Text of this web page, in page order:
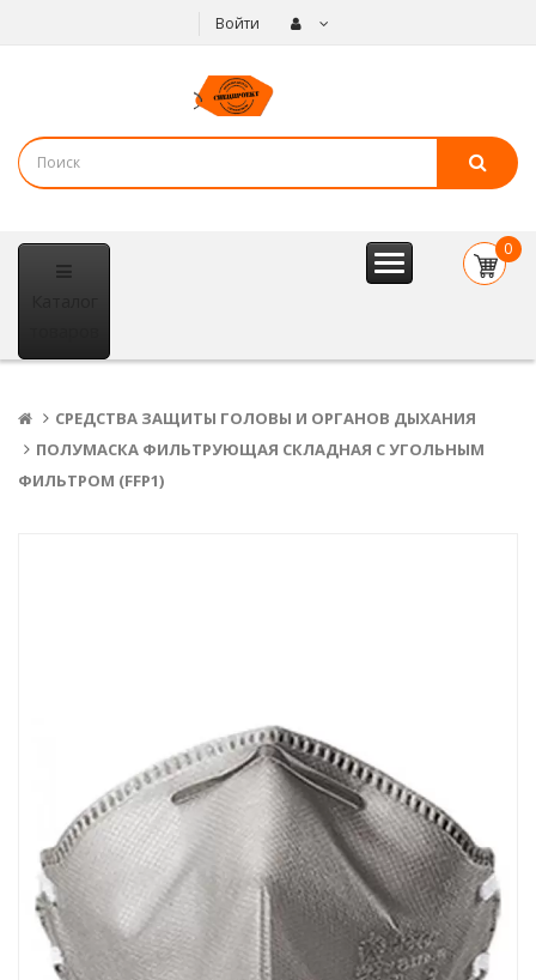
Войти
0
СРЕДСТВА ЗАЩИТЫ ГОЛОВЫ И ОРГАНОВ ДЫХАНИЯ
ПОЛУМАСКА ФИЛЬТРУЮЩАЯ СКЛАДНАЯ С УГОЛЬНЫМ
ФИЛЬТРОМ (FFP1)